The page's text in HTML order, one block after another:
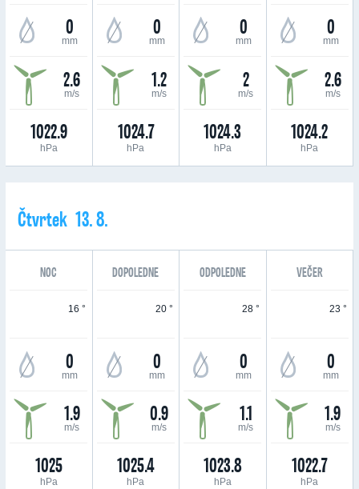
0
mm
2.6
m/s
1022.9
hPa
0
mm
1.2
m/s
1024.7
hPa
0
mm
2
m/s
1024.3
hPa
0
mm
2.6
m/s
1024.2
hPa
Čtvrtek 13. 8.
NOC DOPOLEDNE ODPOLEDNE VEČER
16 °
0
mm
1.9
m/s
1025
hPa
20 °
0
mm
0.9
m/s
1025.4
hPa
28 °
0
mm
1.1
m/s
1023.8
hPa
23 °
0
mm
1.9
m/s
1022.7
hPa